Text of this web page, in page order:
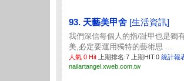
93. 天藝美甲舍 [生活資訊]
我們深信每個人的指/趾甲也是獨
美,必定要運用獨特的藝術思 ...
人氣 0 Hit 上期排名:7 上期HIT:0 統計報
nailartangel.xweb.com.tw